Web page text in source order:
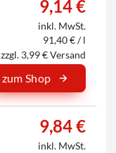
9,14 €
inkl. MwSt.
91,40 € / l
zzgl. 3,99 € Versand
zum Shop
9,84 €
inkl. MwSt.